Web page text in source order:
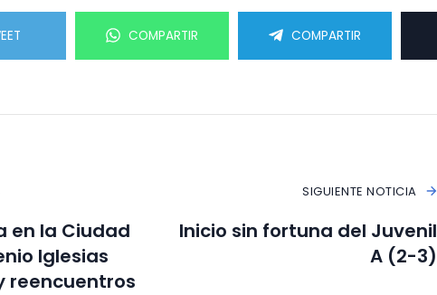
COMPARTIR COMPARTIR
en la Ciudad
Iglesias
reencuentros
SIGUIENTE NOTICIA
Inicio sin fortuna del Juvenil
A (2-3)